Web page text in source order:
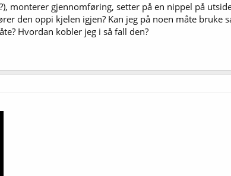
monterer gjennomføring, setter på en nippel på
den oppi kjelen igjen? Kan jeg på noen måte bruke
Hvordan kobler jeg i så fall den?